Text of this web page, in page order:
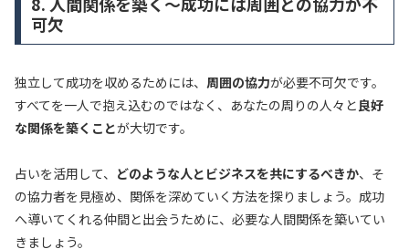
可欠
独立して成功を収めるためには、 周囲の協力が必要不可欠です。
すべてを一人で抱え込むのではなく、あなたの周りの人々と良好
な関係を築くことが大切です。
占いを活用して、 どのような人とビジネスを共にするべきか、そ
の協力者を見極め、関係を深めていく方法を探りましょう。成功
へ導いてくれる仲間と出会うために、必要な人間関係を築いてい
きましょう。